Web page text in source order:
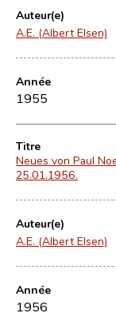
Auteur(e)
A.E. (Albert Elsen)
Année
1955
Titre
Neues von Paul
25.01.1956.
Auteur(e)
A.E. (Albert Elsen)
Année
1956